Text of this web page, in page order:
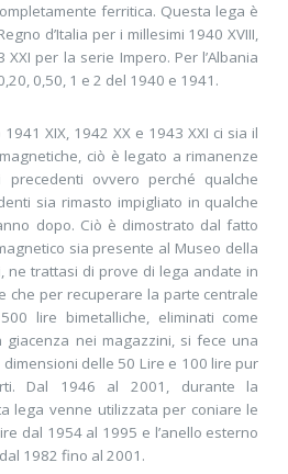
ferritica. Questa lega è
d’Italia per i millesimi 1940 XVIII,
per la serie Impero. Per l’Albania
0,50, 1 e 2 del 1940 e 1941.
1941 XIX, 1942 XX e 1943 XXI ci sia il
ciò è legato a rimanenze
ovvero perché qualche
sia rimasto impigliato in qualche
dopo. Ciò è dimostrato dal fatto
sia presente al Museo della
ne trattasi di prove di lega andate in
che per recuperare la parte centrale
lire bimetalliche, eliminati come
nei magazzini, si fece una
delle 50 Lire e 100 lire pur
Dal 1946 al 2001, durante la
lega venne utilizzata per coniare le
dal 1954 al 1995 e l’anello esterno
1982 fino al 2001.